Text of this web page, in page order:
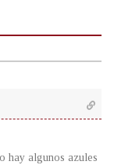
hay algunos azules